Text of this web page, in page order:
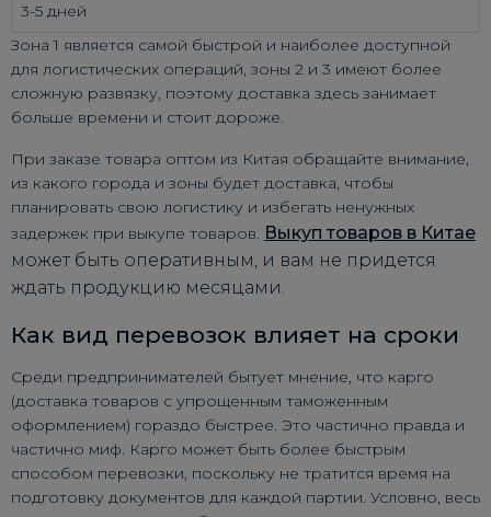
3-5 дней
Зона 1 является самой быстрой и наиболее доступной
для логистических операций, зоны 2 и 3 имеют более
сложную развязку, поэтому доставка здесь занимает
больше времени и стоит дороже.
При заказе товара оптом из Китая обращайте внимание,
из какого города и зоны будет доставка, чтобы
планировать свою логистику и избегать ненужных
задержек при выкупе товаров. Выкуп товаров в Китае
может быть оперативным, и вам не придется
ждать продукцию месяцами.
Как вид перевозок влияет на сроки
Среди предпринимателей бытует мнение, что карго
(доставка товаров с упрощенным таможенным
оформлением) гораздо быстрее. Это частично правда и
частично миф. Карго может быть более быстрым
способом перевозки, поскольку не тратится время на
подготовку документов для каждой партии. Условно, весь